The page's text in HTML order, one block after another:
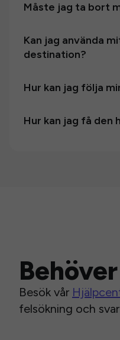
Måste jag ta bort
Kan jag använda
destination?
Hur kan jag följa
Hur kan jag få den
Besök vår
felsökning och